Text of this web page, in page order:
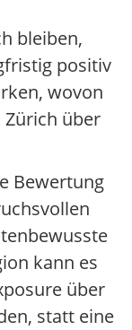
bleiben,
positiv
wovon
über
Bewertung
kann es
über
statt eine